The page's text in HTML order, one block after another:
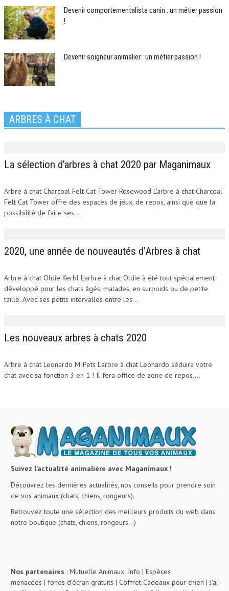
Devenir comportementaliste canin : un métier passion
!
Devenir soigneur animalier : un métier passion !
ARBRES À CHAT
La sélection d’arbres à chat 2020 par Maganimaux
Arbre à chat Charcoal Felt Cat Tower Rosewood L'arbre à chat Charcoal
Felt Cat Tower offre des espaces de jeux, de repos, ainsi que que la
possibilité de faire ses...
2020, une année de nouveautés d’Arbres à chat
Arbre à chat Oldie Kerbl L'arbre à chat Oldie à été tout spécialement
développé pour les chats âgés, malades, en surpoids ou de petite
taille. Avec ses petits intervalles entre les...
Les nouveaux arbres à chats 2020
Arbre à chat Leonardo M-Pets L'arbre à chat Leonardo séduira votre
chat avec sa fonction 3 en 1 ! Il fera office de zone de repos,...
Suivez l’actualité animalière avec Maganimaux !
Découvrez les dernières actualités, nos conseils pour prendre soin
de vos animaux (chats, chiens, rongeurs).
Retrouvez toute une sélection des meilleurs produits du web dans
notre boutique (chats, chiens, rongeurs…)
Nos partenaires : Mutuelle Animaux .Info | Espèces
menacées | fonds d’écran gratuits | Coffret Cadeaux pour chien | J’ai